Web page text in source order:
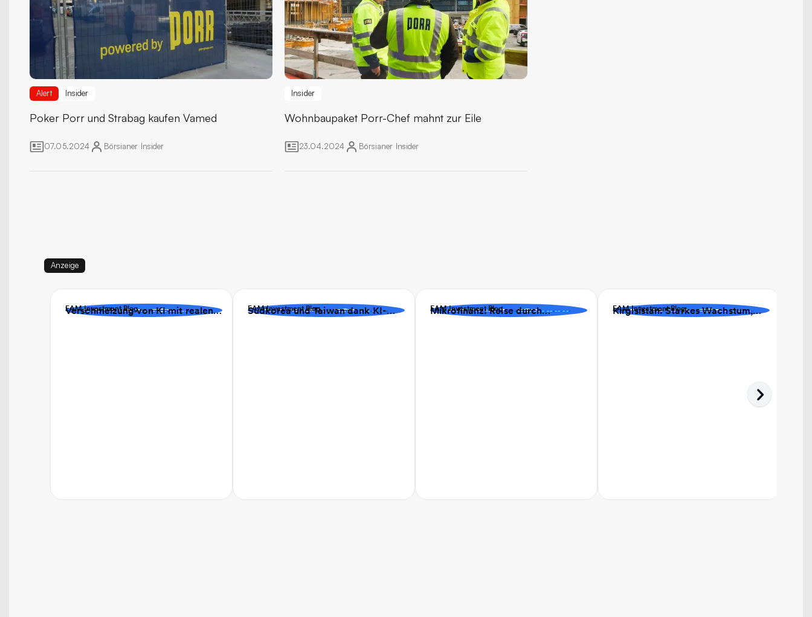
Alert Insider
Poker Porr und Strabag kaufen Vamed
07.05.2024 Börsianer Insider
Insider
Wohnbaupaket Porr-Chef mahnt zur Eile
23.04.2024 Börsianer Insider
Anzeige